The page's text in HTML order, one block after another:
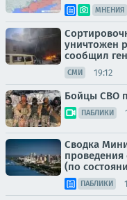
МНЕНИЯ
уничтожен
сообщил
СМИ 19:12
Бойцы СВО
ПАБЛИКИ
Сводка
(по
ПАБЛИКИ